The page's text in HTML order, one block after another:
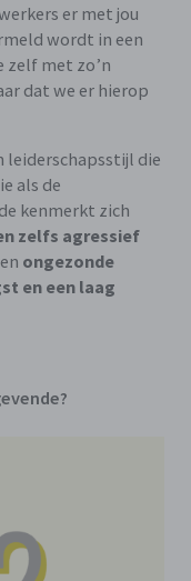
er met jou
wordt in een
zelf met zo’n
dat we er hierop
leiderschapsstijl die
als de
kenmerkt zich
zelfs agressief
ongezonde
en een laag